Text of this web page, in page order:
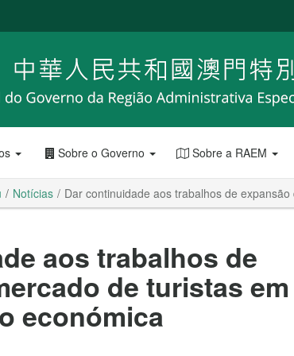
Sobre o Governo Sobre a RAEM
Notícias Dar continuidade aos trabalhos de
aos trabalhos de
de turistas
económica